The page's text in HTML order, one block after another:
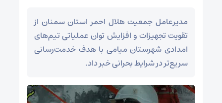
مدیرعامل جمعیت هلال احمر استان سمنان از
تقویت تجهیزات و افزایش توان عملیاتی تیم‌های
امدادی شهرستان میامی با هدف خدمت‌رسانی
سریع‌تر در شرایط بحرانی خبر داد.